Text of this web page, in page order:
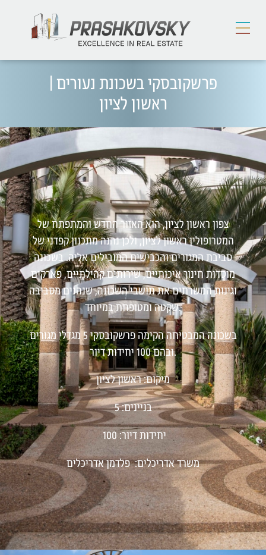
פרשקובסקי בשכונת נעורים |
ראשון לציון
צפון ראשון לציון, הוא האזור החדש והמתפתח של
המטרופולין ראשון לציון, ולכן נהנה מתכנון קפדני של
סביבת המגורים והכבישים המובילים אליה. בשכונה
מוסדות חינוך איכותיים, שירותים קהילתיים, פארקים
וגינות המשרתים את תושבי השכונה, שנהנים מסביבה
שקטה ומטופחת במיוחד.
בשכונה המבטיחה הקימה פרשקובסקי 5 מגדלי מגורים
ובהם 100 יחידות דיור.
מיקום: ראשון לציון
בניינים: 5
יחידות דיור: 100
משרד אדריכלים: פלדמן אדריכלים